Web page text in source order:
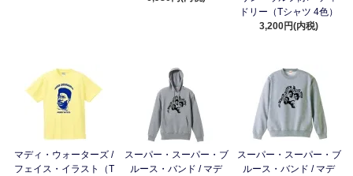
ドリー（Tシャツ 4色）
3,200円(内税)
マディ・ウォーターズ /
フェイス・イラスト（T
スーパー・スーパー・ブ
ルース・バンド / マデ
スーパー・スーパー・ブ
ルース・バンド / マデ